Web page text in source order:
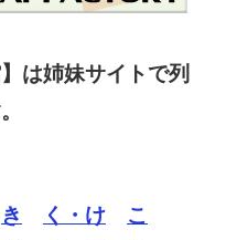
は姉妹サイトで列
き く・け
こ